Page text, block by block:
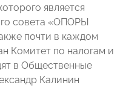
является
совета «ОПОРЫ
почти в каждом
Комитет по налогам и
в Общественные
Калинин